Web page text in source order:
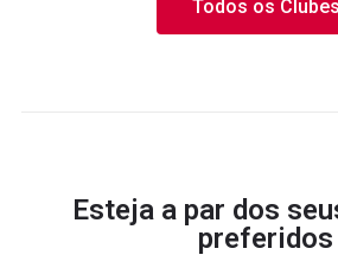
Todos os Clubes
Esteja a par dos
preferidos